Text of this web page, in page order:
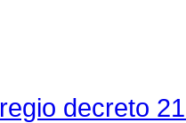
regio decreto